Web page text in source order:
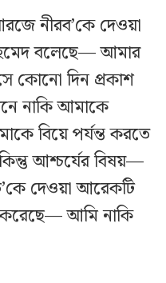
নীরব’কে দেওয়া
বলেছে— আমার
কোনো দিন প্রকাশ
নাকি আমাকে
বিয়ে পর্যন্ত করতে
আশ্চর্যের বিষয়—
দেওয়া আরেকটি
করেছে— আমি নাকি